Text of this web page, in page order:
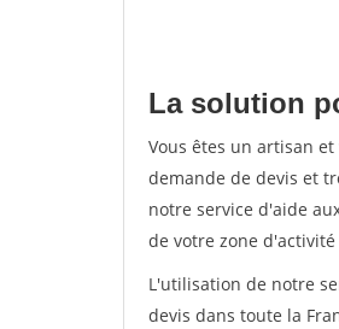
La solution
Vous êtes un artisan
demande de devis et
notre service d'aide
de votre zone
L'utilisation de notre
devis dans toute la